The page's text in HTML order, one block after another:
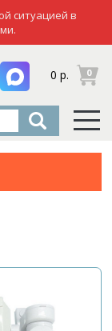
ситуацией в
0 р. 0